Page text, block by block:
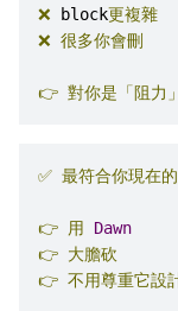
❌ block更複雜
❌ 很多你會刪
👉 對你是「阻力」
✅ 最符合你現在
👉 用
Dawn
👉 大膽砍
👉 不用尊重它設